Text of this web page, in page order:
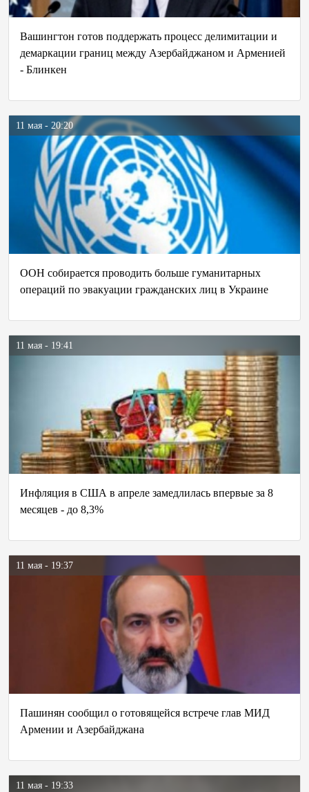
Вашингтон готов поддержать процесс делимитации и
демаркации границ между Азербайджаном и Арменией
- Блинкен
11 мая - 20:20
ООН собирается проводить больше гуманитарных
операций по эвакуации гражданских лиц в Украине
11 мая - 19:41
Инфляция в США в апреле замедлилась впервые за 8
месяцев - до 8,3%
11 мая - 19:37
Пашинян сообщил о готовящейся встрече глав МИД
Армении и Азербайджана
11 мая - 19:33